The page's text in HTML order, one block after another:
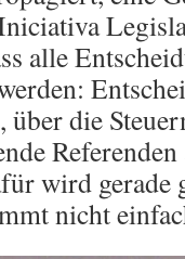
alle
die
wird
nicht